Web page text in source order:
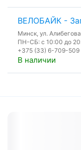
ВЕЛОБАЙК -
Минск, ул.
ПН-СБ: с 10:00 до
+375 (33) 6-709-509
В наличии